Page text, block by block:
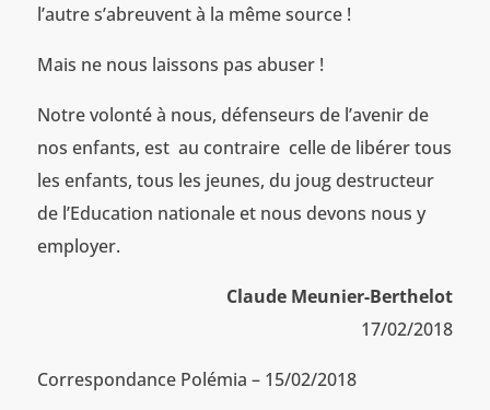
l’autre s’abreuvent à la même source !
Mais ne nous laissons pas abuser !
Notre volonté à nous, défenseurs de l’avenir de
nos enfants, est au contraire celle de libérer tous
les enfants, tous les jeunes, du joug destructeur
de l’Education nationale et nous devons nous y
employer.
Claude Meunier-Berthelot
17/02/2018
Correspondance Polémia – 15/02/2018